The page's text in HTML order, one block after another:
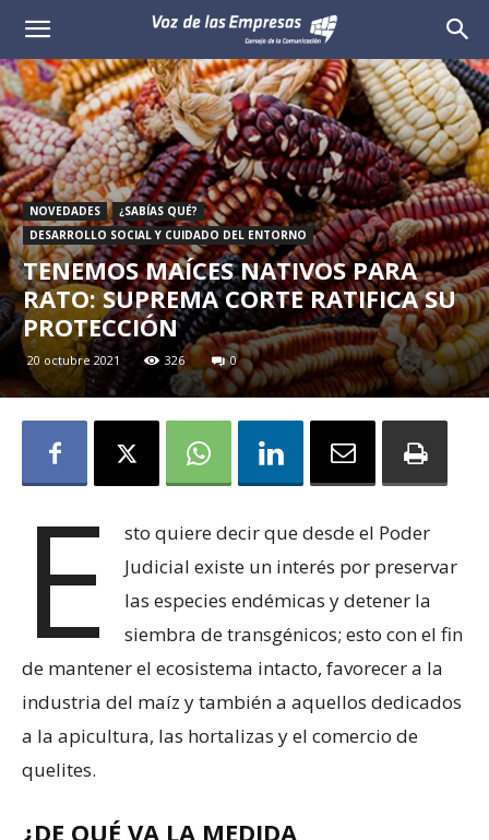
Voz
de
las
Empresas
NOVEDADES
¿SABÍAS QUÉ?
DESARROLLO SOCIAL Y CUIDADO DEL ENTORNO
TENEMOS MAÍCES NATIVOS PARA
RATO: SUPREMA CORTE RATIFICA SU
PROTECCIÓN
20 octubre 2021 326 0
E
sto quiere decir que desde el Poder
Judicial existe un interés por preservar
las especies endémicas y detener la
siembra de transgénicos; esto con el fin
de mantener el ecosistema intacto, favorecer a la
industria del maíz y también a aquellos dedicados
a la apicultura, las hortalizas y el comercio de
quelites.
¿DE QUÉ VA LA MEDIDA